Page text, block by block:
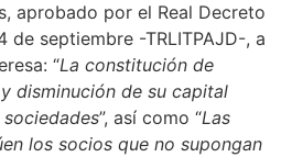
aprobado por el Real Decreto
de septiembre -TRLITPAJD-, a
“La constitución de
disminución de su capital
”, así como “Las
los socios que no supongan